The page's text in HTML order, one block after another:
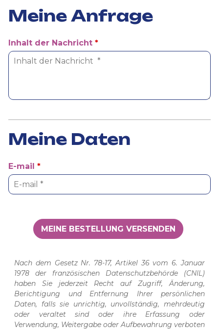
Meine Anfrage
Inhalt der Nachricht *
Meine Daten
E-mail *
Nach dem Gesetz Nr. 78-17, Artikel 36 vom 6. Januar
1978 der französischen Datenschutzbehörde (CNIL)
haben Sie jederzeit Recht auf Zugriff, Änderung,
Berichtigung und Entfernung Ihrer persönlichen
Daten, falls sie unrichtig, unvollständig, mehrdeutig
oder veraltet sind oder ihre Erfassung oder
Verwendung, Weitergabe oder Aufbewahrung verboten